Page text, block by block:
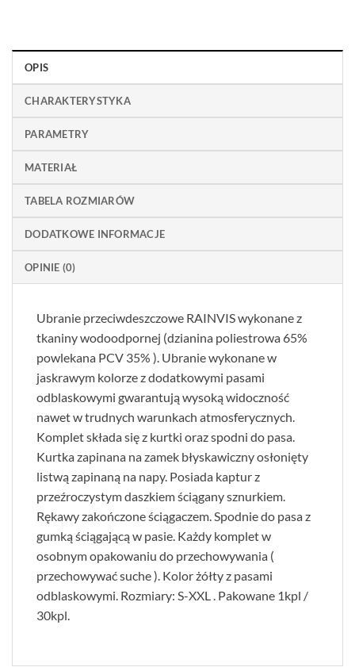
OPIS
CHARAKTERYSTYKA
PARAMETRY
MATERIAŁ
TABELA ROZMIARÓW
DODATKOWE INFORMACJE
OPINIE (0)
Ubranie przeciwdeszczowe RAINVIS wykonane z
tkaniny wodoodpornej (dzianina poliestrowa 65%
powlekana PCV 35% ). Ubranie wykonane w
jaskrawym kolorze z dodatkowymi pasami
odblaskowymi gwarantują wysoką widoczność
nawet w trudnych warunkach atmosferycznych.
Komplet składa się z kurtki oraz spodni do pasa.
Kurtka zapinana na zamek błyskawiczny osłonięty
listwą zapinaną na napy. Posiada kaptur z
przeźroczystym daszkiem ściągany sznurkiem.
Rękawy zakończone ściągaczem. Spodnie do pasa z
gumką ściągającą w pasie. Każdy komplet w
osobnym opakowaniu do przechowywania (
przechowywać suche ). Kolor żółty z pasami
odblaskowymi. Rozmiary: S-XXL . Pakowane 1kpl /
30kpl.